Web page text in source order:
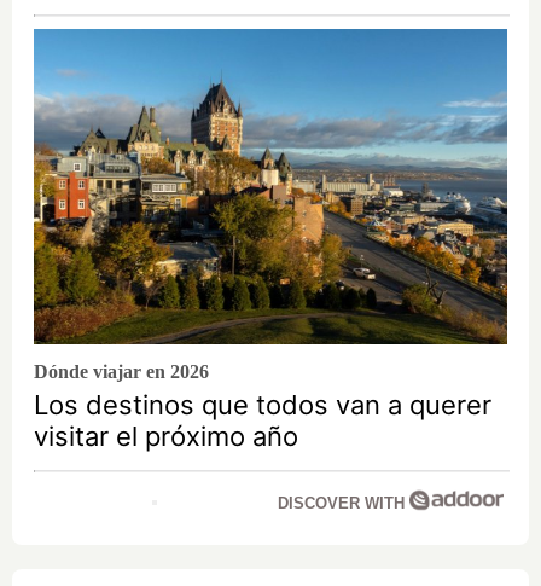
Dónde viajar en 2026
Los destinos que todos van a querer
visitar el próximo año
DISCOVER WITH